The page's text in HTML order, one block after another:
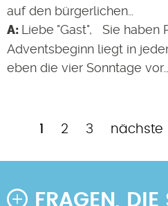
auf den bürgerlichen…
Liebe "Gast", Sie haben
Adventsbeginn liegt in
eben die vier Sonntage vor…
Aktuelle
1 Page
2 Page
3
Nächste
nächste
FRAGEN,